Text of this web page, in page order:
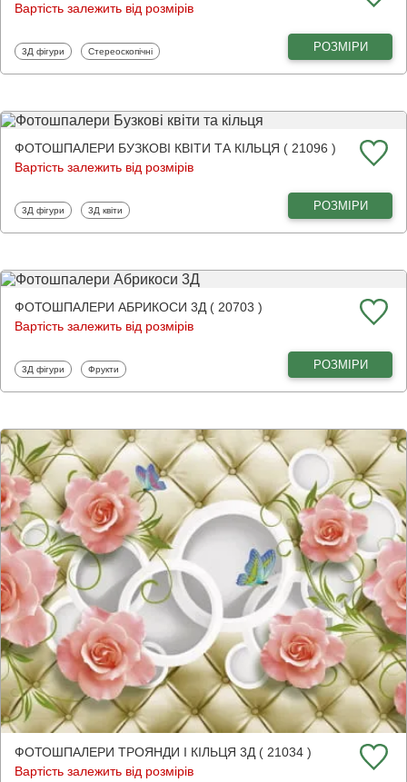
Вартість залежить від розмірів
Фотошпалери
3Д фігури Фотошпалери
Стереоскопічні РОЗМІРИ
ФОТОШПАЛЕРИ БУЗКОВІ КВІТИ ТА КІЛЬЦЯ ( 21096 )
Вартість залежить від розмірів
Фотошпалери
3Д фігури Фотошпалери
3Д квіти РОЗМІРИ
ФОТОШПАЛЕРИ АБРИКОСИ 3Д ( 20703 )
Вартість залежить від розмірів
Фотошпалери
3Д фігури Фотошпалери
Фрукти РОЗМІРИ
ФОТОШПАЛЕРИ ТРОЯНДИ І КІЛЬЦЯ 3Д ( 21034 )
Вартість залежить від розмірів